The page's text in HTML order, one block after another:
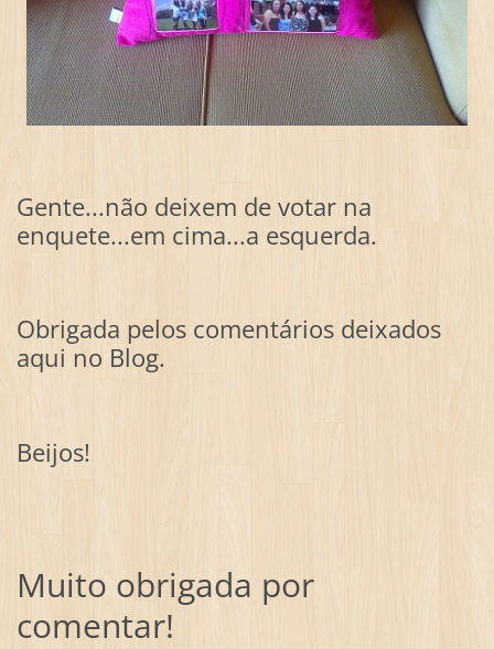
Gente...não deixem de votar na
enquete...em cima...a esquerda.
Obrigada pelos comentários deixados
aqui no Blog.
Beijos!
Muito obrigada por
comentar!